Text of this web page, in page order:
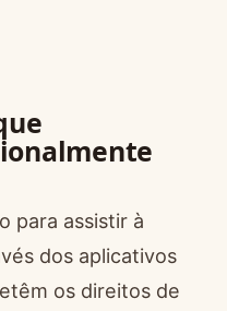
para assistir à
dos aplicativos
os direitos de